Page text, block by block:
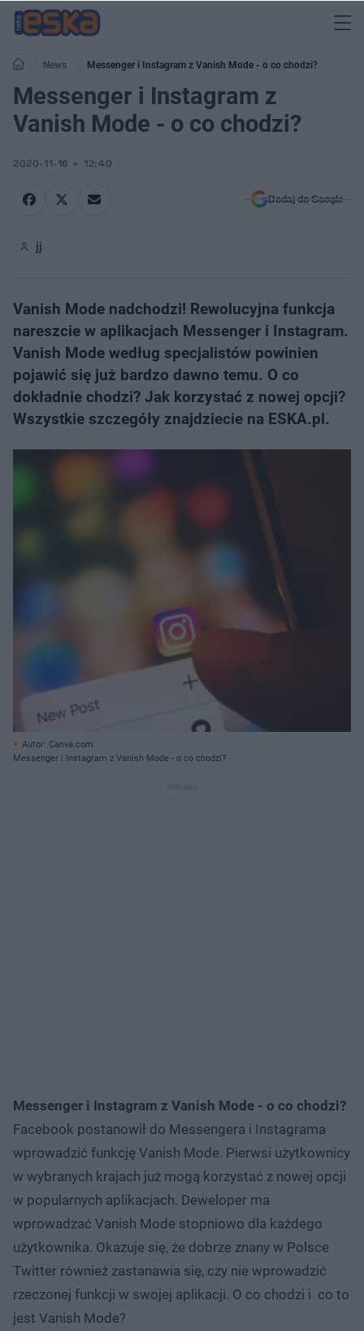
News Messenger i Instagram z Vanish Mode - o co chodzi?
Messenger i Instagram z
Vanish Mode - o co chodzi?
2020-11-16 12:40
Dodaj do Google
jj
Vanish Mode nadchodzi! Rewolucyjna funkcja
nareszcie w aplikacjach Messenger i Instagram.
Vanish Mode według specjalistów powinien
pojawić się już bardzo dawno temu. O co
dokładnie chodzi? Jak korzystać z nowej opcji?
Wszystkie szczegóły znajdziecie na ESKA.pl.
Autor: Canva.com
Messenger i Instagram z Vanish Mode - o co chodzi?
Messenger i Instagram z Vanish Mode - o co chodzi?
Facebook postanowił do Messengera i Instagrama
wprowadzić funkcję Vanish Mode. Pierwsi użytkownicy
w wybranych krajach już mogą korzystać z nowej opcji
w popularnych aplikacjach. Deweloper ma
wprowadzać Vanish Mode stopniowo dla każdego
użytkownika. Okazuje się, że dobrze znany w Polsce
Twitter również zastanawia się, czy nie wprowadzić
rzeczonej funkcji w swojej aplikacji. O co chodzi i co to
jest Vanish Mode?